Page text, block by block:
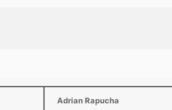
Adrian Rapucha